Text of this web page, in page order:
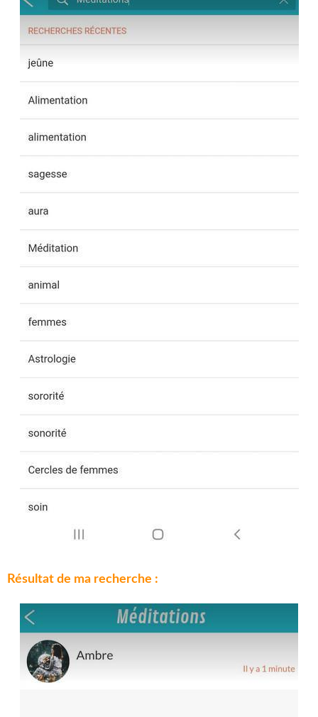
Résultat de ma recherche :